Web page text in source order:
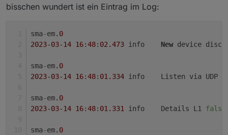
bisschen wundert ist ein Eintrag im Log:
sma-em.0
2023-03-14 16:48: 02.473 New device
sma-em.0
2023-03-14 16:48: 01.334
	info	Listen via UDP
sma-em.0
2023-03-14 16:48: 01.331
	info	Details L1
false
sma-em.0